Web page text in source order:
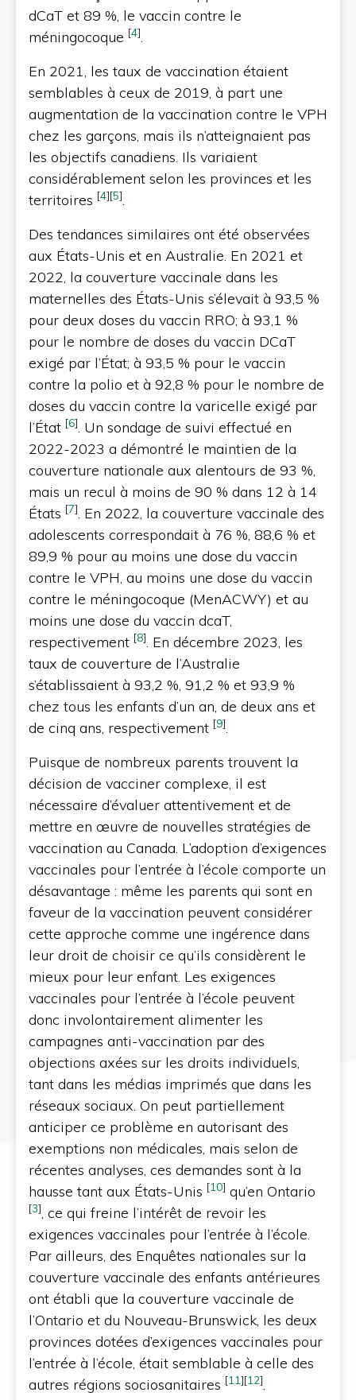
dCaT et 89 %, le vaccin contre le
méningocoque [4].
En 2021, les taux de vaccination étaient
semblables à ceux de 2019, à part une
augmentation de la vaccination contre le VPH
chez les garçons, mais ils n’atteignaient pas
les objectifs canadiens. Ils variaient
considérablement selon les provinces et les
territoires [4][5].
Des tendances similaires ont été observées
aux États-Unis et en Australie. En 2021 et
2022, la couverture vaccinale dans les
maternelles des États-Unis s’élevait à 93,5 %
pour deux doses du vaccin RRO; à 93,1 %
pour le nombre de doses du vaccin DCaT
exigé par l’État; à 93,5 % pour le vaccin
contre la polio et à 92,8 % pour le nombre de
doses du vaccin contre la varicelle exigé par
l’État [6]. Un sondage de suivi effectué en
2022-2023 a démontré le maintien de la
couverture nationale aux alentours de 93 %,
mais un recul à moins de 90 % dans 12 à 14
États [7]. En 2022, la couverture vaccinale des
adolescents correspondait à 76 %, 88,6 % et
89,9 % pour au moins une dose du vaccin
contre le VPH, au moins une dose du vaccin
contre le méningocoque (MenACWY) et au
moins une dose du vaccin dcaT,
respectivement [8]. En décembre 2023, les
taux de couverture de l’Australie
s’établissaient à 93,2 %, 91,2 % et 93,9 %
chez tous les enfants d’un an, de deux ans et
de cinq ans, respectivement [9].
Puisque de nombreux parents trouvent la
décision de vacciner complexe, il est
nécessaire d’évaluer attentivement et de
mettre en œuvre de nouvelles stratégies de
vaccination au Canada. L’adoption d’exigences
vaccinales pour l’entrée à l’école comporte un
désavantage : même les parents qui sont en
faveur de la vaccination peuvent considérer
cette approche comme une ingérence dans
leur droit de choisir ce qu’ils considèrent le
mieux pour leur enfant. Les exigences
vaccinales pour l’entrée à l’école peuvent
donc involontairement alimenter les
campagnes anti-vaccination par des
objections axées sur les droits individuels,
tant dans les médias imprimés que dans les
réseaux sociaux. On peut partiellement
anticiper ce problème en autorisant des
exemptions non médicales, mais selon de
récentes analyses, ces demandes sont à la
hausse tant aux États-Unis [10] qu’en Ontario
[3], ce qui freine l’intérêt de revoir les
exigences vaccinales pour l’entrée à l’école.
Par ailleurs, des Enquêtes nationales sur la
couverture vaccinale des enfants antérieures
ont établi que la couverture vaccinale de
l’Ontario et du Nouveau-Brunswick, les deux
provinces dotées d’exigences vaccinales pour
l’entrée à l’école, était semblable à celle des
autres régions sociosanitaires [11][12].